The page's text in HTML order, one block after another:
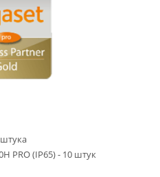
PRO (IP65) - 10 штук